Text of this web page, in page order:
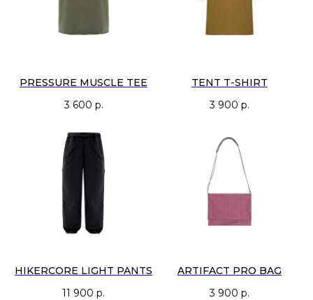
PRESSURE MUSCLE TEE
3 600 р.
TENT T-SHIRT
3 900 р.
HIKERCORE LIGHT PANTS
11 900 р.
ARTIFACT PRO BAG
3 900 р.